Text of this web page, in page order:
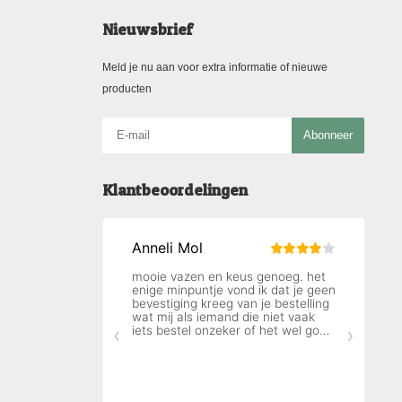
Nieuwsbrief
Meld je nu aan voor extra informatie of nieuwe
producten
Abonneer
Klantbeoordelingen